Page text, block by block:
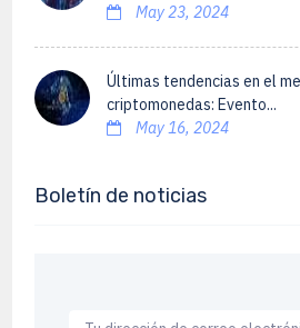
May 23, 2024
Últimas tendencias en el
criptomonedas: Evento...
May 16, 2024
Boletín de noticias